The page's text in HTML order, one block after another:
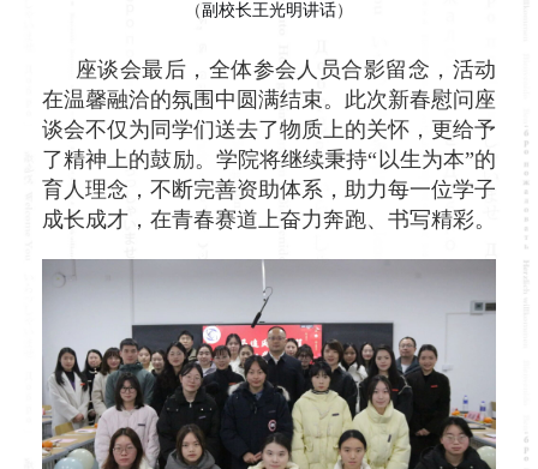
（ 副校长王光明讲话）
座谈会最后，全体参会人员合影留念，活动
在温馨融洽的氛围中圆满结束。 此次新春慰问座
谈会不仅为同学们送去了物质上的关怀，更给予
了精神上的鼓励。学院将继续秉持“以生为本”的
育人理念，不断完善资助体系，助力每一位学子
成长成才，在青春赛道上奋力奔跑、书写精彩。